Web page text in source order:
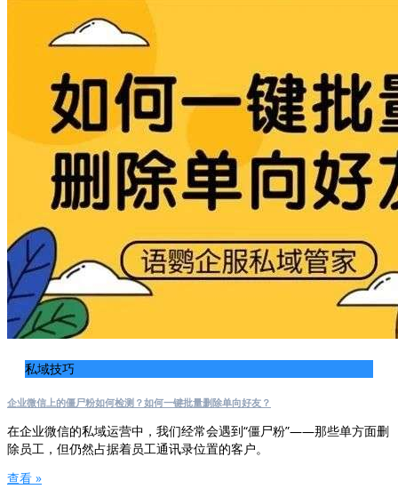
私域技巧
企业微信上的僵尸粉如何检测？如何一键批量删除单向好友？
在企业微信的私域运营中，我们经常会遇到“僵尸粉”——那些单方面删
除员工，但仍然占据着员工通讯录位置的客户。
查看 »